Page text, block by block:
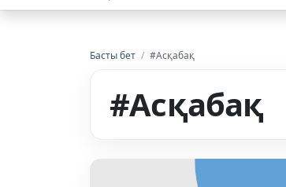
Басты бет / #Асқабақ
#Асқабақ